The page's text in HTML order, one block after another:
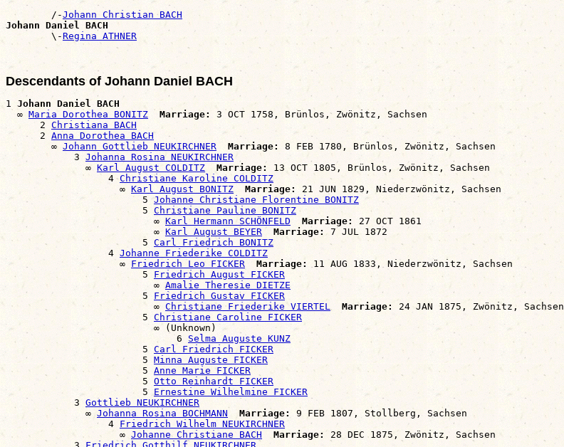
        /-
Johann Christian BACH
Johann Daniel BACH
\-Regina ATHNER
Descendants of Johann Daniel BACH
1 Johann Daniel BACH
  ∞
Maria Dorothea BONITZ Marriage:
3 OCT 1758, Brünlos, Zwönitz, Sachsen
      2
Christiana BACH
      2
Anna Dorothea BACH
        ∞
Johann Gottlieb NEUKIRCHNER Marriage:
8 FEB 1780, Brünlos, Zwönitz, Sachsen
            3
Johanna Rosina NEUKIRCHNER
              ∞
Karl August COLDITZ Marriage:
13 OCT 1805, Brünlos, Zwönitz, Sachsen
                  4
Christiane Karoline COLDITZ
                    ∞
Karl August BONITZ Marriage:
21 JUN 1829, Niederzwönitz, Sachsen
                        5
Johanne Christiane Florentine BONITZ
                        5
Christiane Pauline BONITZ
                          ∞
Karl Hermann SCHÖNFELD Marriage:
27 OCT 1861
                          ∞
Karl August BEYER Marriage: 7 JUL 1872
                        5
Carl Friedrich BONITZ
                  4
Johanne Friederike COLDITZ
                    ∞
Friedrich Leo FICKER Marriage:
11 AUG 1833, Niederzwönitz, Sachsen
                        5
Friedrich August FICKER
                          ∞
Amalie Theresie DIETZE
                        5
Friedrich Gustav FICKER
                          ∞
Christiane Friederike VIERTEL Marriage:
24 JAN 1875, Zwönitz, Sachsen
                        5
Christiane Caroline FICKER
                          ∞ (Unknown)
                              6
Selma Auguste KUNZ
                        5
Carl Friedrich FICKER
                        5
Minna Auguste FICKER
                        5
Anne Marie FICKER
                        5
Otto Reinhardt FICKER
                        5
Ernestine Wilhelmine FICKER
            3
Gottlieb NEUKIRCHNER
              ∞
Johanna Rosina BOCHMANN Marriage:
9 FEB 1807, Stollberg, Sachsen
                  4
Friedrich Wilhelm NEUKIRCHNER
                    ∞
Johanne Christiane BACH Marriage: 28 DEC 1875, Zwönitz, Sachsen